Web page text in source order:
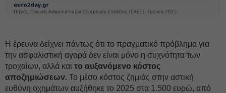
Η έρευνα δείχνει πάντως ότι το πραγματικό πρόβλημα για
την ασφαλιστική αγορά δεν είναι μόνο η συχνότητα των
τροχαίων, αλλά και το αυξανόμενο κόστος
αποζημιώσεων. Το μέσο κόστος ζημιάς στην αστική
ευθύνη οχημάτων αυξήθηκε το 2025 στα 1.500 ευρώ, από